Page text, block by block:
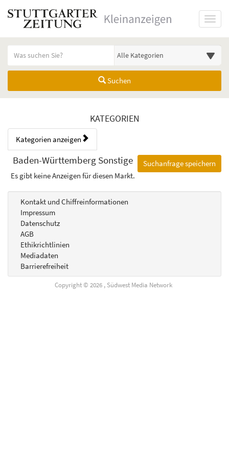
Suchen
Kategorien & Anzeigen
KATEGORIEN
Kategorien anzeigen
Bedienhinweis: Navigieren Sie mit Tab (Shift+Tab zurück). Drücken
Rubrik:
Baden-Württemberg Sonstige
Suchanfrage speichern
Es gibt keine Anzeigen für diesen Markt.
Kontakt und Chiffreinformationen
Impressum
Datenschutz
AGB
Ethikrichtlinien
Mediadaten
Barrierefreiheit
Copyright © 2026 , Südwest Media Network